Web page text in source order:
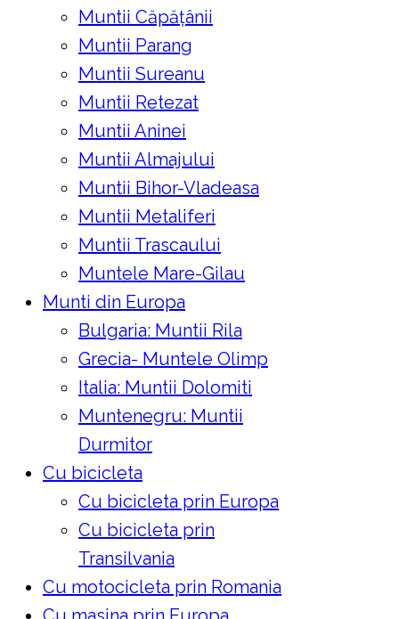
Muntii Căpățânii
Muntii Parang
Muntii Sureanu
Muntii Retezat
Muntii Aninei
Muntii Almajului
Muntii Bihor-Vladeasa
Muntii Metaliferi
Muntii Trascaului
Muntele Mare-Gilau
Munti din Europa
Bulgaria: Muntii Rila
Grecia- Muntele Olimp
Italia: Muntii Dolomiti
Muntenegru: Muntii
Durmitor
Cu bicicleta
Cu bicicleta prin Europa
Cu bicicleta prin
Transilvania
Cu motocicleta prin Romania